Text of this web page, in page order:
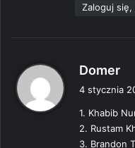
Zaloguj
Domer
z
e
4 stycznia
1. Khabib
2. Rustam
3. Brandon